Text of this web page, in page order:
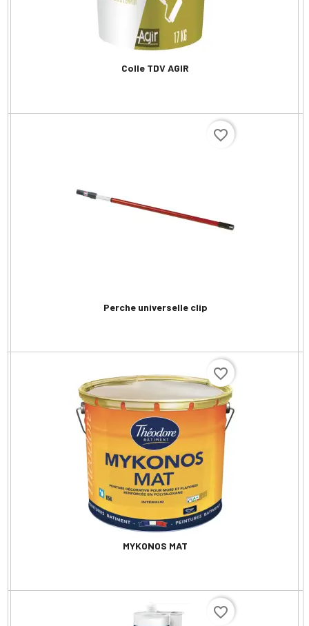
Colle TDV AGIR
Perche universelle clip
favorite_border
MYKONOS MAT
favorite_border
favorite_border